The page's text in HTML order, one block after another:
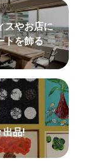
スやお店に
トを飾る
出品!